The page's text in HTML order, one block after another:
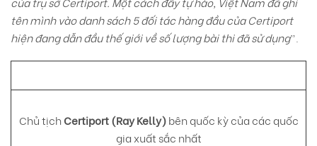
tên mình vào danh sách 5 đối tác hàng đầu của Certiport
hiện đang dẫn đầu thế giới về số lượng bài thi đã sử dụng”.
Chủ tịchCertiport (Ray Kelly)bên quốc kỳ của các quốc
gia xuất sắc nhất